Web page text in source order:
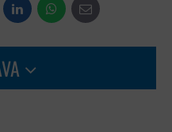
LinkedInWhatsApp
E-
mail